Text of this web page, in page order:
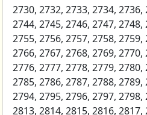
2730, 2732, 2733, 2734,
2744, 2745, 2746, 2747,
2755, 2756, 2757, 2758,
2766, 2767, 2768, 2769,
2776, 2777, 2778, 2779,
2785, 2786, 2787, 2788,
2794, 2795, 2796, 2797,
2813, 2814, 2815, 2816,